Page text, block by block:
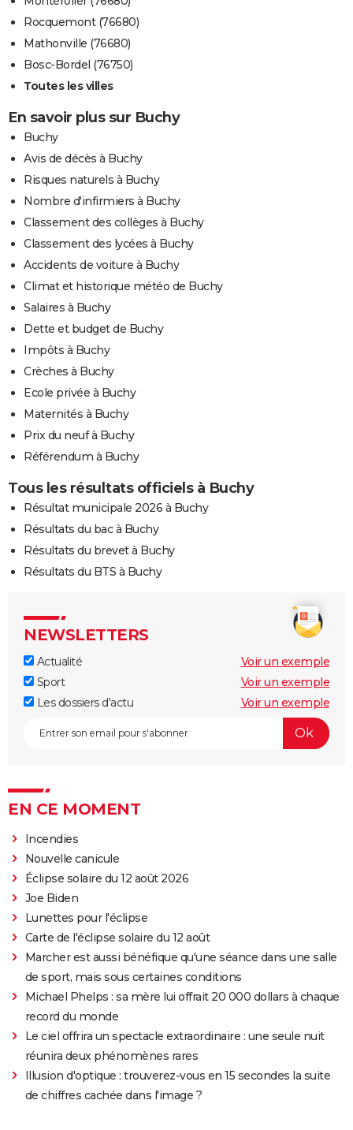
Rocquemont (76680)
Mathonville (76680)
Bosc-Bordel (76750)
Toutes les villes
En savoir plus sur Buchy
Buchy
Avis de décès à Buchy
Risques naturels à Buchy
Nombre d'infirmiers à Buchy
Classement des collèges à Buchy
Classement des lycées à Buchy
Accidents de voiture à Buchy
Climat et historique météo de Buchy
Salaires à Buchy
Dette et budget de Buchy
Impôts à Buchy
Crèches à Buchy
Ecole privée à Buchy
Maternités à Buchy
Prix du neuf à Buchy
Référendum à Buchy
Tous les résultats officiels à Buchy
Résultat municipale 2026 à Buchy
Résultats du bac à Buchy
Résultats du brevet à Buchy
Résultats du BTS à Buchy
NEWSLETTERS
Actualité
Voir un exemple
Sport
Voir un exemple
Les dossiers d'actu
Voir un exemple
EN CE MOMENT
Incendies
Nouvelle canicule
Éclipse solaire du 12 août 2026
Joe Biden
Lunettes pour l'éclipse
Carte de l'éclipse solaire du 12 août
Marcher est aussi bénéfique qu'une séance dans une salle
de sport, mais sous certaines conditions
Michael Phelps : sa mère lui offrait 20 000 dollars à chaque
record du monde
Le ciel offrira un spectacle extraordinaire : une seule nuit
réunira deux phénomènes rares
Illusion d'optique : trouverez-vous en 15 secondes la suite
de chiffres cachée dans l'image ?